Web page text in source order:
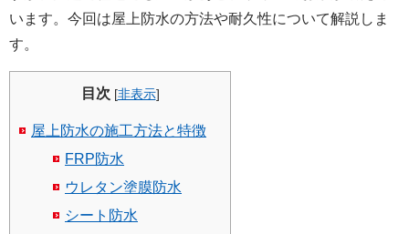
います。今回は屋上防水の方法や耐久性について解説しま
す。
目次 [非表示]
屋上防水の施工方法と特徴
FRP防水
ウレタン塗膜防水
シート防水